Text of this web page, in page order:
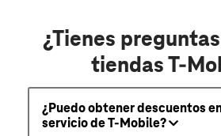
¿Tienes
tiendas T-
¿Puedo obtener descuentos
servicio de T-Mobile?